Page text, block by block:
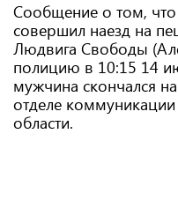
Сообщение о том,
совершил наезд на
Людвига Свободы
полицию в 10:15 14
мужчина скончался
отделе
области.